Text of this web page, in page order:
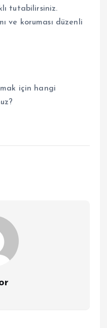
tutabilirsiniz.
ve koruması düzenli
için hangi